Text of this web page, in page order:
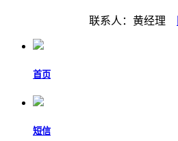
联系人：黄经理
首页
短信